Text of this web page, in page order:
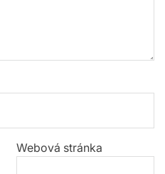
Webová stránka